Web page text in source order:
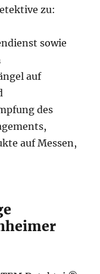
zu:
sowie
auf
des
auf Messen,